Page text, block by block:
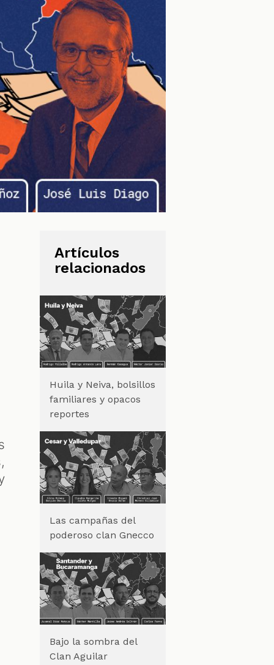
Artículos
relacionados
Huila y Neiva, bolsillos
familiares y opacos
reportes
Las campañas del
poderoso clan Gnecco
Bajo la sombra del
Clan Aguilar